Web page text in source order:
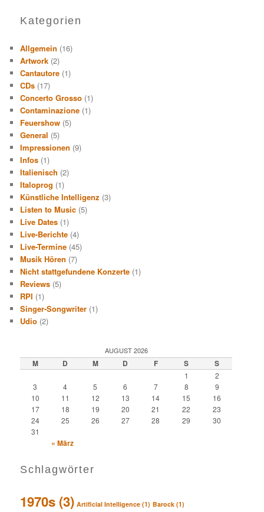
Kategorien
Allgemein (16)
Artwork (2)
Cantautore (1)
CDs (17)
Concerto Grosso (1)
Contaminazione (1)
Feuershow (5)
General (5)
Impressionen (9)
Infos (1)
Italienisch (2)
Italoprog (1)
Künstliche Intelligenz (3)
Listen to Music (5)
Live Dates (1)
Live-Berichte (4)
Live-Termine (45)
Musik Hören (7)
Nicht stattgefundene Konzerte (1)
Reviews (5)
RPI (1)
Singer-Songwriter (1)
Udio (2)
AUGUST 2026
M D M D F S S
1
2
3
4 5 6 7 8
9
10
11 12 13 14 15
16
17
18 19 20 21 22
23
24
25 26 27 28 29
30
31
« März
Schlagwörter
1970s (3) Artificial Intelligence (1) Barock (1)